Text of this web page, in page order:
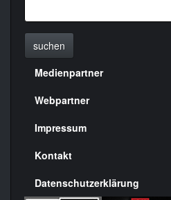
suchen
Menülinks
rechte
Seite
Medienpartner
Webpartner
Impressum
Kontakt
Datenschutzerklärung